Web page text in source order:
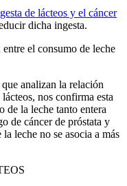
de lácteos y el cáncer
dicha ingesta.
que analizan la relación
nos confirma esta
de la leche tanto entera
de cáncer de próstata y
leche no se asocia a más